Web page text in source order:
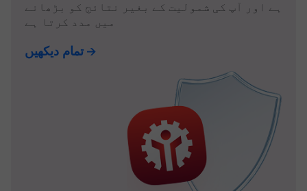
ہے اور آپ کی شمولیت کے بغیر نتائج کو بڑھانے
میں مدد کرتا ہے
تمام دیکھیں